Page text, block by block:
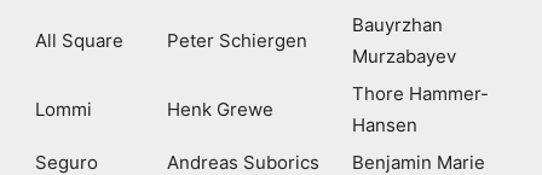
All Square Peter Schiergen
Bauyrzhan
Murzabayev
Lommi Henk Grewe
Thore Hammer-
Hansen
Seguro
Andreas Suborics
Benjamin Marie